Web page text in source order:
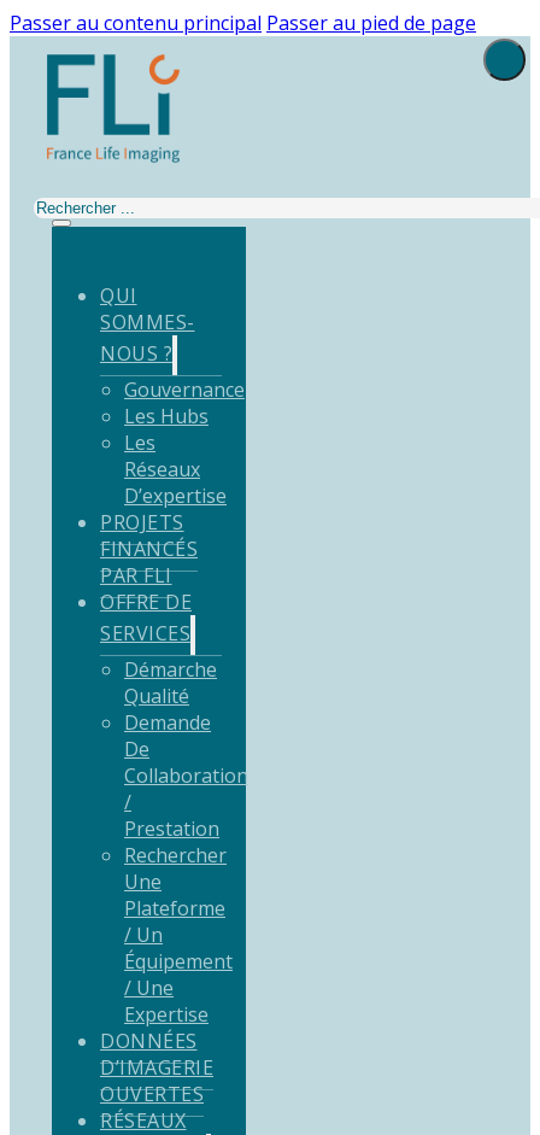
Passer au contenu principal Passer au pied de page
Rechercher
QUI
SOMMES-
NOUS ?
Gouvernance
Les Hubs
Les
Réseaux
D’expertise
PROJETS
FINANCÉS
PAR FLI
OFFRE DE
SERVICES
Démarche
Qualité
Demande
De
Collaboration
/
Prestation
Rechercher
Une
Plateforme
/ Un
Équipement
/ Une
Expertise
DONNÉES
D’IMAGERIE
OUVERTES
RÉSEAUX